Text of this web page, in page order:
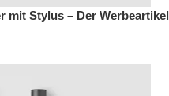
mit Stylus – Der Werbeartikel